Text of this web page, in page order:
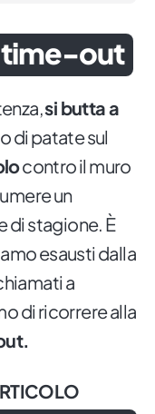
time-out
si butta a
di patate sul
contro il muro
un
di stagione. È
esausti dalla
a
di ricorrere alla